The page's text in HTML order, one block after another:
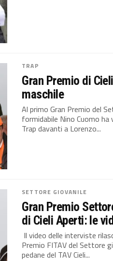
TRAP
Gran Premio di
maschile
Al primo Gran Premio del
formidabile Nino Cuomo
Trap davanti a Lorenzo...
SETTORE GIOVANILE
Gran Premio
di Cieli Aperti: le
Il video delle interviste
Premio FITAV del Settore
pedane del TAV Cieli...